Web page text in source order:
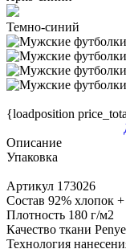
Темно-синий
{loadposition
Описание
Упаковка
Артикул 173026
Состав 92% хлопок
Плотность 180 г/м2
Качество ткани
Технология